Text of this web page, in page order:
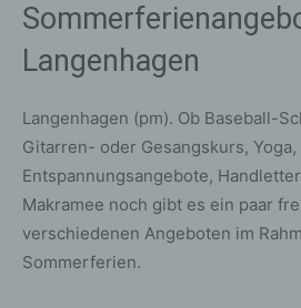
Langenhagen
Langenhagen (pm). Ob Baseball-
Gitarren- oder Gesangskurs, Yoga,
Entspannungsangebote,
Makramee noch gibt es ein paar
verschiedenen Angeboten im
Sommerferien.